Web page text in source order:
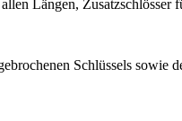
Längen,
Schlüssels sowie